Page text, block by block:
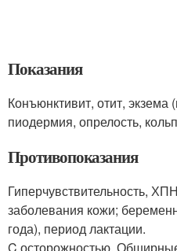
Показания
Конъюнктивит, отит, экзема
пиодермия, опрелость,
Противопоказания
Гиперчувствительность,
заболевания кожи;
года), период лактации.